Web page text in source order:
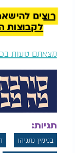
ראש
יודעים מי חי
למרצחים,
למתים.
אלא למקום של
מחדש. ילדים
הדבר הראשון
הביתה. כולם,
רוצים
לקבוצות
מצאתם טעות
תגיות:
בנימין נתניהו